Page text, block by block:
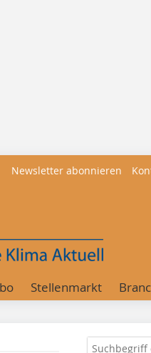
Newsletter abonnieren
Stellenmarkt